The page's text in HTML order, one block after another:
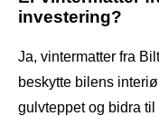
investering?
Ja, vintermatter fra
beskytte bilens
gulvteppet og bidra